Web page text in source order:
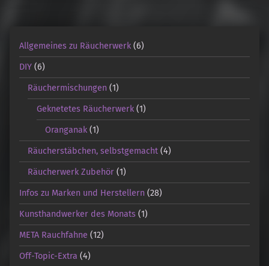
Allgemeines zu Räucherwerk (6)
DIY (6)
Räuchermischungen (1)
Geknetetes Räucherwerk(1)
Oranganak (1)
Räucherstäbchen, selbstgemacht (4)
Räucherwerk Zubehör (1)
Infos zu Marken und Herstellern (28)
Kunsthandwerker des Monats (1)
META Rauchfahne (12)
Off-Topic-Extra (4)